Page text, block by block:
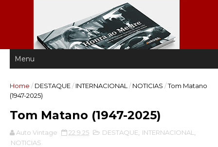
Home / DESTAQUE/ INTERNACIONAL / NOTICIAS /Tom Matano
(1947-2025)
Tom Matano (1947-2025)
Auto Vintage 22.9.25 DESTAQUE INTERNACIONAL
NOTICIAS